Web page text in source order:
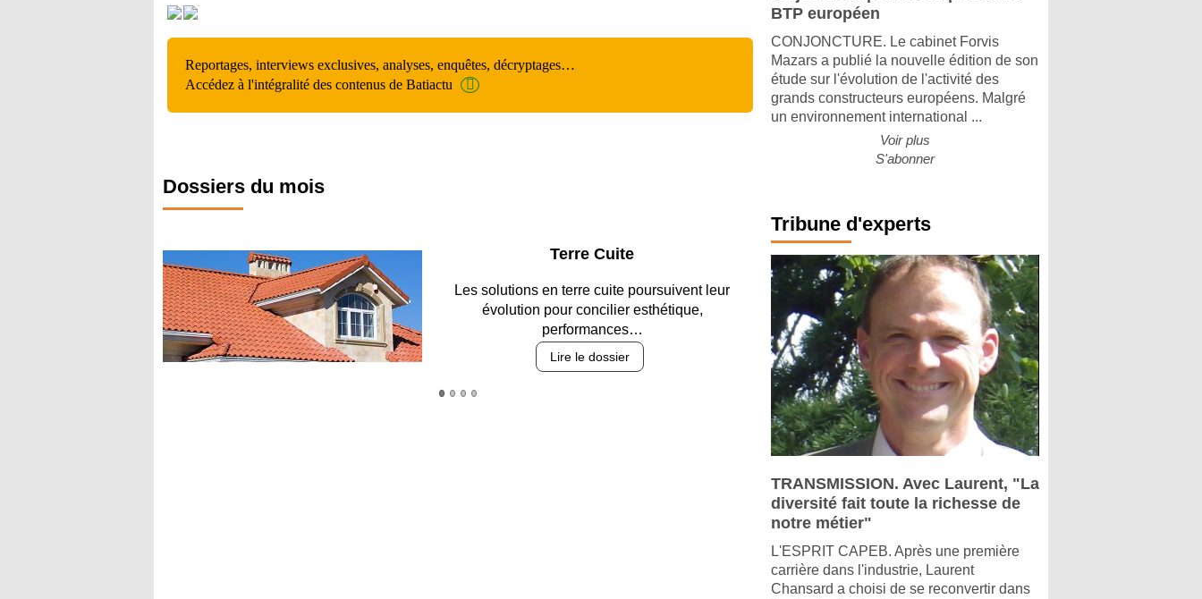
Reportages, interviews exclusives, analyses, enquêtes, décryptages…
Accédez à l'intégralité des contenus de Batiactu
Dossiers du mois
Parking et garages
Entre circulation, sécurisation des accès, durabilité
des revêtements et intégration…
Lire le dossier
BTP européen
CONJONCTURE. Le cabinet Forvis
Mazars a publié la nouvelle édition de son
étude sur l'évolution de l'activité des
grands constructeurs européens. Malgré
un environnement international ...
Voir plus
S'abonner
Tribune d'experts
TRANSMISSION. Avec Laurent, "La
diversité fait toute la richesse de
notre métier"
L'ESPRIT CAPEB. Après une première
carrière dans l'industrie, Laurent
Chansard a choisi de se reconvertir dans